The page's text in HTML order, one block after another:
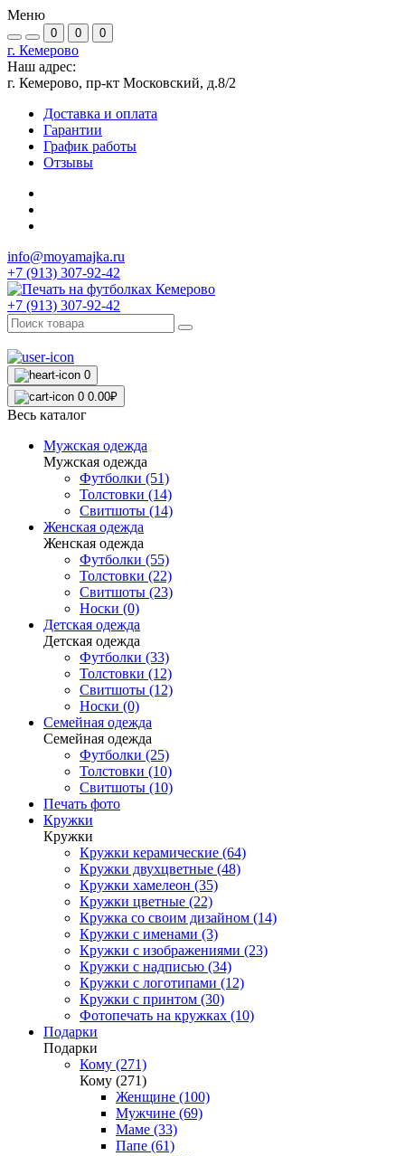
Меню
0 0 0
г. Кемерово
Наш адрес:
г. Кемерово, пр-кт Московский, д.8/2
Доставка и оплата
Гарантии
График работы
Отзывы
info@moyamajka.ru
+7 (913) 307-92-42
+7 (913) 307-92-42
0
0 0.00₽
Весь каталог
Мужская одежда
Мужская одежда
Футболки (51)
Толстовки (14)
Свитшоты (14)
Женская одежда
Женская одежда
Футболки (55)
Толстовки (22)
Свитшоты (23)
Носки (0)
Детская одежда
Детская одежда
Футболки (33)
Толстовки (12)
Свитшоты (12)
Носки (0)
Семейная одежда
Семейная одежда
Футболки (25)
Толстовки (10)
Свитшоты (10)
Печать фото
Кружки
Кружки
Кружки керамические (64)
Кружки двухцветные (48)
Кружки хамелеон (35)
Кружки цветные (22)
Кружка со своим дизайном (14)
Кружки с именами (3)
Кружки с изображениями (23)
Кружки с надписью (34)
Кружки с логотипами (12)
Кружки с принтом (30)
Фотопечать на кружках (10)
Подарки
Подарки
Кому (271)
Кому (271)
Женщине (100)
Мужчине (69)
Маме (33)
Папе (61)